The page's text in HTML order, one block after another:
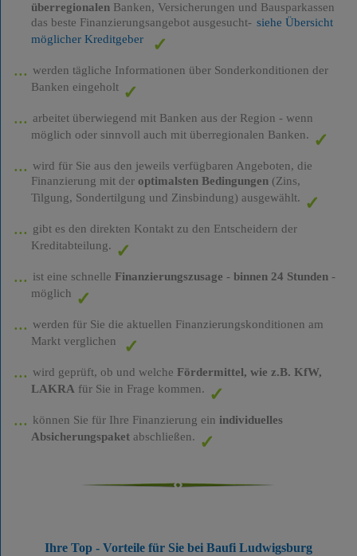
überregionalenBanken, Versicherungen und Bausparkassen
das beste Finanzierungsangebot ausgesucht- siehe Übersicht
möglicher Kreditgeber
werden tägliche Informationen über Sonderkonditionen der
Banken eingeholt
arbeitet überwiegend mit Banken aus der Region - wenn
möglich oder sinnvoll auch mit überregionalen Banken.
wird für Sie aus den jeweils verfügbaren Angeboten, die
Finanzierung mit der optimalsten Bedingungen(Zins,
Tilgung, Sondertilgung und Zinsbindung) ausgewählt.
gibt es den direkten Kontakt zu den Entscheidern der
Kreditabteilung.
ist eine schnelle Finanzierungszusage - binnen 24 Stunden-
möglich
werden für Sie die aktuellen Finanzierungskonditionen am
Markt verglichen
wird geprüft, ob und welche Fördermittel, wie z.B. KfW,
LAKRA für Sie in Frage kommen.
können Sie für Ihre Finanzierung ein individuelles
Absicherungspaketabschließen.
Ihre Top - Vorteile für Sie bei Baufi Ludwigsburg